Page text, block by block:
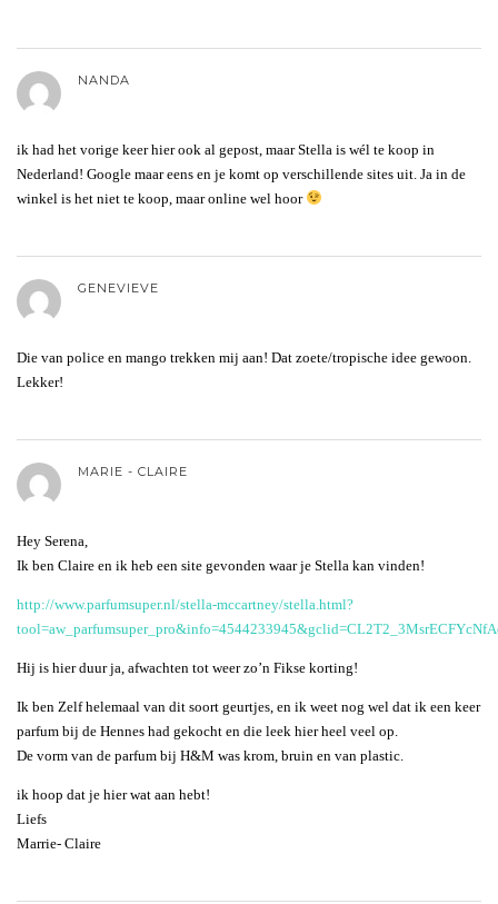
NANDA
ik had het vorige keer hier ook al gepost, maar Stella is wél te koop in
Nederland! Google maar eens en je komt op verschillende sites uit. Ja in de
winkel is het niet te koop, maar online wel hoor
GENEVIEVE
Die van police en mango trekken mij aan! Dat zoete/tropische idee gewoon.
Lekker!
MARIE - CLAIRE
Hey Serena,
Ik ben Claire en ik heb een site gevonden waar je Stella kan vinden!
http://www.parfumsuper.nl/stella-mccartney/stella.html?
Hij is hier duur ja, afwachten tot weer zo’n Fikse korting!
Ik ben Zelf helemaal van dit soort geurtjes, en ik weet nog wel dat ik een keer
parfum bij de Hennes had gekocht en die leek hier heel veel op.
De vorm van de parfum bij H&M was krom, bruin en van plastic.
ik hoop dat je hier wat aan hebt!
Liefs
Marrie- Claire